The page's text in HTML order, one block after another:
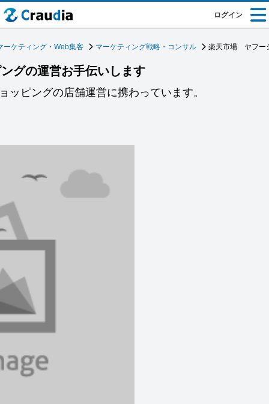
ログイン
ーケティング・Web集客 マーケティング戦略・コンサル 楽天市場 ヤフー
グの運営お手伝いします
ッピングの店舗運営に携わっています。